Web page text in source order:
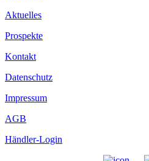
Aktuelles
Prospekte
Kontakt
Datenschutz
Impressum
AGB
Händler-Login